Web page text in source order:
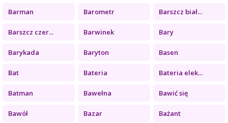
Barman Barometr Barszcz biał...
Barszcz czer... Barwinek Bary
Barykada Baryton Basen
Bat Bateria Bateria elek...
Batman Bawełna Bawić się
Bawół Bazar Bażant